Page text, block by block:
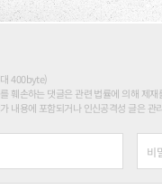
400byte)
훼손하는 댓글은 관련 법률에 의해 제재
내용에 포함되거나 인신공격성 글은 관